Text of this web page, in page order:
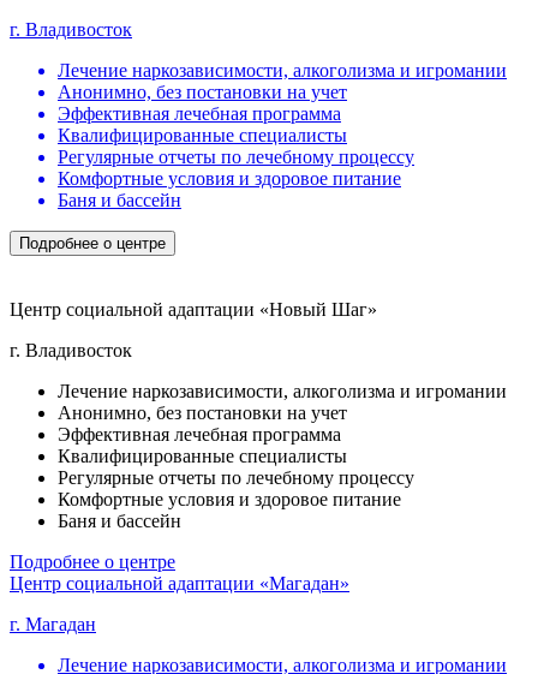
г. Владивосток
Лечение наркозависимости, алкоголизма и игромании
Анонимно, без постановки на учет
Эффективная лечебная программа
Квалифицированные специалисты
Регулярные отчеты по лечебному процессу
Комфортные условия и здоровое питание
Баня и бассейн
Подробнее о центре
Центр социальной адаптации «Новый Шаг»
г. Владивосток
Лечение наркозависимости, алкоголизма и игромании
Анонимно, без постановки на учет
Эффективная лечебная программа
Квалифицированные специалисты
Регулярные отчеты по лечебному процессу
Комфортные условия и здоровое питание
Баня и бассейн
Подробнее о центре
Центр социальной адаптации «Магадан»
г. Магадан
Лечение наркозависимости, алкоголизма и игромании